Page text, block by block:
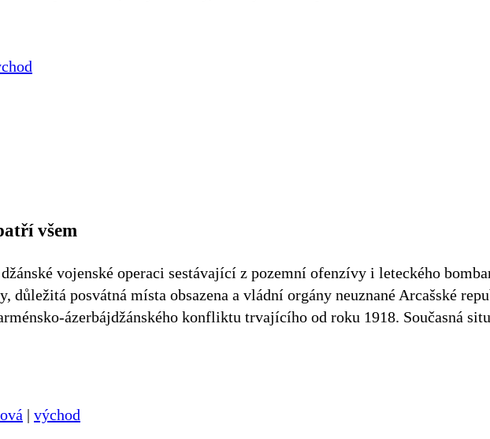
všem
vojenské operaci sestávající z pozemní ofenzívy i leteckého
důležitá posvátná místa obsazena a vládní orgány neuznané Arcašské
ázerbájdžánského konfliktu trvajícího od roku 1918. Současná
| východ